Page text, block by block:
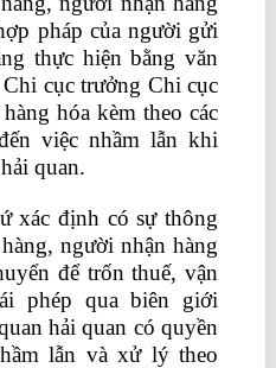
pháp của người gửi
thực hiện bằng văn
cục trưởng Chi cục
hóa kèm theo các
việc nhầm lẫn khi
quan.
xác định có sự thông
người nhận hàng
để trốn thuế, vận
phép qua biên giới
hải quan có quyền
lẫn và xử lý theo